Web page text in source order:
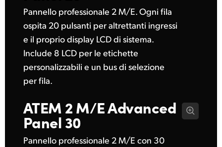
Pannello professionale 2 M/E. Ogni fila
ospita 20 pulsanti per altrettanti ingressi
e il proprio display LCD di sistema.
Include 8 LCD per le etichette
personalizzabili e un bus di selezione
per fila.
ATEM 2 M/EAdvanced
Panel 30
Pannello professionale 2 M/E con 30